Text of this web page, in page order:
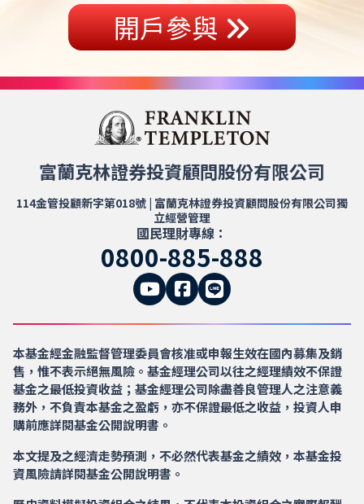
開戶參與
富蘭克林證券投資顧問股份有限公司
114金管投顧新字第018號 | 富蘭克林證券投資顧問股份有限公司獨
立經營管理
國民理財專線：
0800-885-888
本基金經金融監督管理委員會核准或申報生效在國內募集及銷
售，惟不表示絕無風險。基金經理公司以往之經理績效不保證
基金之最低投資收益；基金經理公司除盡善良管理人之注意義
務外，不負責本基金之盈虧，亦不保證最低之收益，投資人申
購前應詳閱基金公開說明書。
本文提及之經濟走勢預測，不必然代表基金之績效，本基金投
資風險請詳閱基金公開說明書。